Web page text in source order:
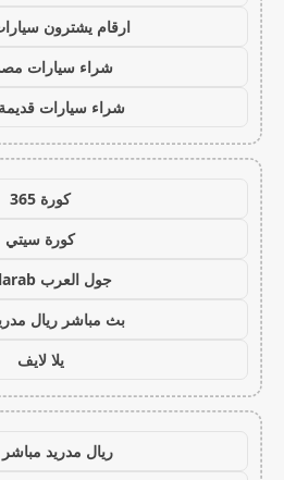
ارقام يشترون
شراء سيارات
شراء سيارات
كورة 365
كورة سيتي
جول العرب goalarab
بث مباشر ريال
يلا لايف
ريال مدريد مباشر